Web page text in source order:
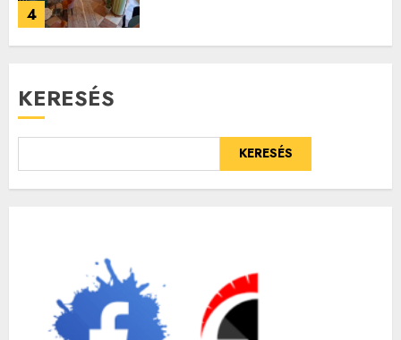
4
KERESÉS
KERESÉS